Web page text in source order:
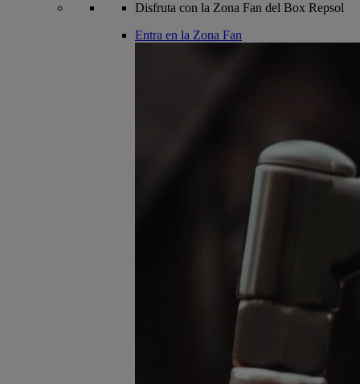
Disfruta con la Zona Fan del Box Repsol
Entra en la Zona Fan